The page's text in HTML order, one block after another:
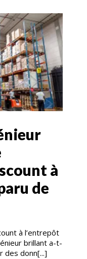
à
de
à l’entrepôt
brillant a-t-
des donn[...]